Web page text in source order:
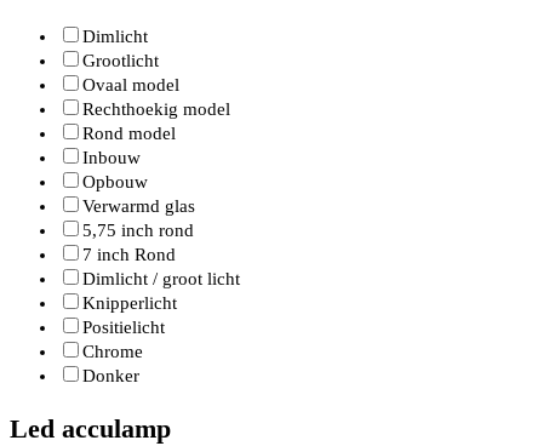
Dimlicht
Grootlicht
Ovaal model
Rechthoekig model
Rond model
Inbouw
Opbouw
Verwarmd glas
5,75 inch rond
7 inch Rond
Dimlicht / groot licht
Knipperlicht
Positielicht
Chrome
Donker
Led acculamp